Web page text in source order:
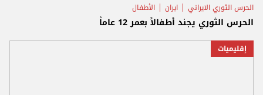
الحرس الثوري الايراني ايران الأطفال
الحرس الثوري يجند أطفالاً بعمر 12 عاماً
إقليميات